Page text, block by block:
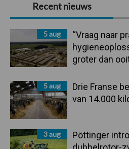
Sidebar
Recent nieuws
5 aug
“Vraag naar
groter dan
5 aug
Drie Franse
van 14.000
3 aug
Pöttinger